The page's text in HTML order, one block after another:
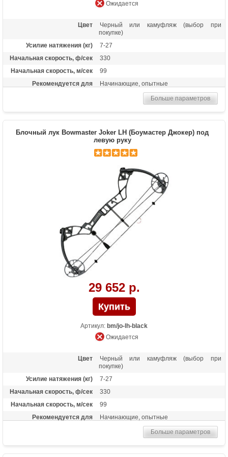
Ожидается
Цвет
Черный или камуфляж (выбор при
покупке)
Усилие натяжения (кг)
7-27
Начальная скорость, ф/сек
330
Начальная скорость, м/сек
99
Рекомендуется для
Начинающие, опытные
Высота базы (дюймы)
7
Расстояние между осями
31 дюйм
1,85
алюминий 7075-Т6, тетива - нить BCY-X
Развлечение, охота
Больше параметров
Блочный лук Bowmaster Joker LH (Боумастер Джокер) под
левую руку
29 652 р.
Артикул: bm/jo-lh-black
Ожидается
Цвет
Черный или камуфляж (выбор при
покупке)
Усилие натяжения (кг)
7-27
Начальная скорость, ф/сек
330
Начальная скорость, м/сек
99
Рекомендуется для
Начинающие, опытные
Высота базы (дюймы)
7
Больше параметров